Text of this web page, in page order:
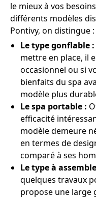
le mieux à vos
différents modèles
Pontivy, on distingue :
Le type gonflable :
mettre en place, il
occasionnel ou si
bienfaits du spa
modèle plus
Le spa portable :
efficacité
modèle demeure
en termes de
comparé à ses
Le type à
quelques travaux
propose une large